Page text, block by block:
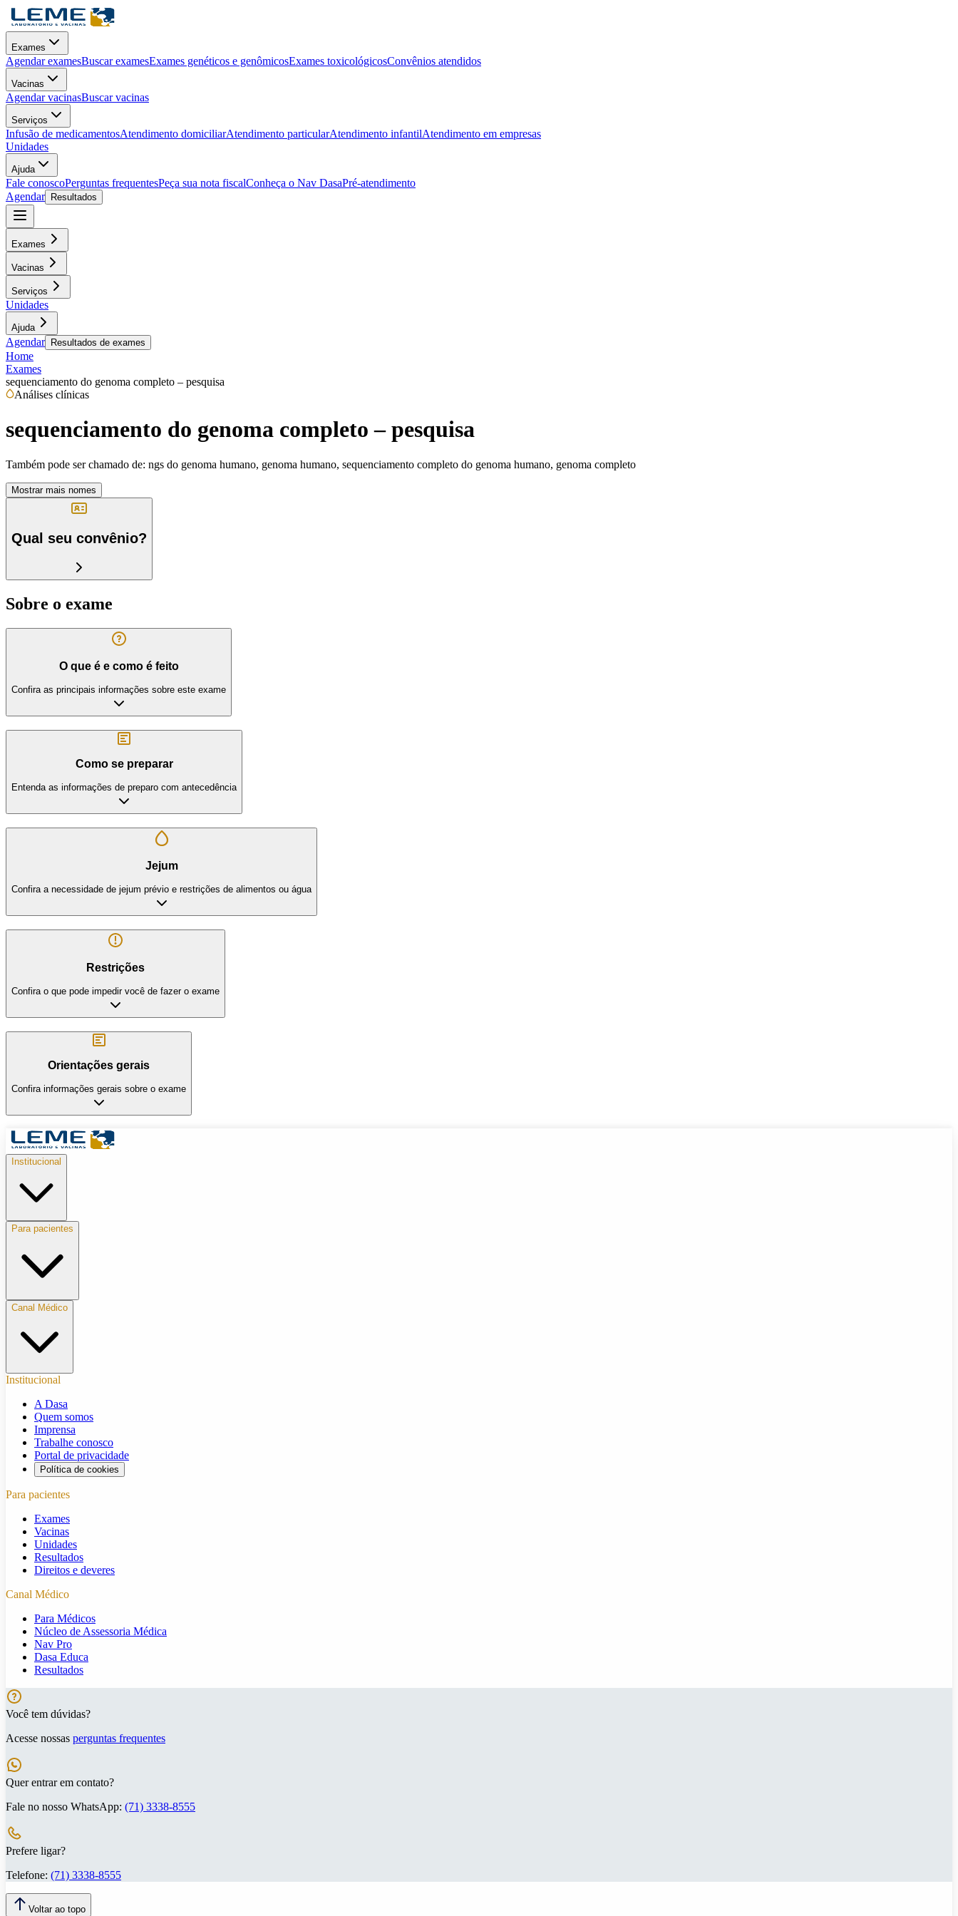
Exames
Agendar examesBuscar examesExames genéticos e genômicosExames toxicológicosConvênios atendidos
Vacinas
Agendar vacinasBuscar vacinas
Serviços
Infusão de medicamentosAtendimento domiciliarAtendimento particularAtendimento infantilAtendimento em empresas
Unidades
Ajuda
Fale conoscoPerguntas frequentesPeça sua nota fiscalConheça o Nav DasaPré-atendimento
Agendar
Resultados
Exames
Vacinas
Serviços
Unidades
Ajuda
Agendar Resultados de exames
Home
Exames
sequenciamento do genoma completo – pesquisa
Análises clínicas
sequenciamento do genoma completo – pesquisa
Também pode ser chamado de: ngs do genoma humano, genoma humano, sequenciamento completo do genoma humano, genoma completo
Mostrar mais nomes
Qual seu convênio?
Sobre o exame
O que é e como é feito
Confira as principais informações sobre este exame
Como se preparar
Entenda as informações de preparo com antecedência
Jejum
Confira a necessidade de jejum prévio e restrições de alimentos ou água
Restrições
Confira o que pode impedir você de fazer o exame
Orientações gerais
Confira informações gerais sobre o exame
Institucional
Para pacientes
Canal Médico
Institucional
A Dasa
Quem somos
Imprensa
Trabalhe conosco
Portal de privacidade
Política de cookies
Para pacientes
Exames
Vacinas
Unidades
Resultados
Direitos e deveres
Canal Médico
Para Médicos
Núcleo de Assessoria Médica
Nav Pro
Dasa Educa
Resultados
Você tem dúvidas?
Acesse nossas perguntas frequentes
Quer entrar em contato?
Fale no nosso WhatsApp: (71) 3338-8555
Prefere ligar?
Telefone: (71) 3338-8555
Voltar ao topo